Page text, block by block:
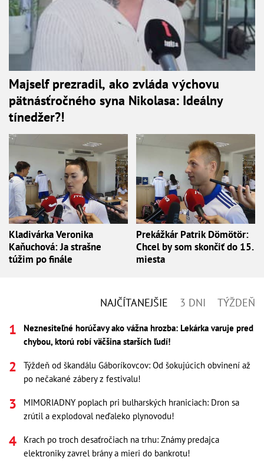
Majself prezradil, ako zvláda výchovu
pätnásťročného syna Nikolasa: Ideálny
tínedžer?!
Kladivárka Veronika
Kaňuchová: Ja strašne
túžim po finále
Prekážkár Patrik Dömötör:
Chcel by som skončiť do 15.
miesta
NAJČÍTANEJŠIE 3 DNI TÝŽDEŇ
Neznesiteľné horúčavy ako vážna hrozba: Lekárka varuje pred
chybou, ktorú robí väčšina starších ľudí!
Týždeň od škandálu Gáboríkovcov: Od šokujúcich obvinení až
po nečakané zábery z festivalu!
MIMORIADNY poplach pri bulharských hraniciach: Dron sa
zrútil a explodoval neďaleko plynovodu!
Krach po troch desaťročiach na trhu: Známy predajca
elektroniky zavrel brány a mieri do bankrotu!